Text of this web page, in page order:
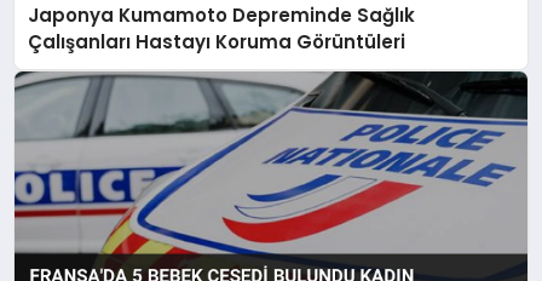
Japonya Kumamoto Depreminde Sağlık
Çalışanları Hastayı Koruma Görüntüleri